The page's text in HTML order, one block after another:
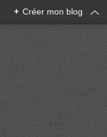
+ Créer mon blog